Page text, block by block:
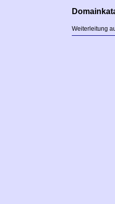
Weiterleitung